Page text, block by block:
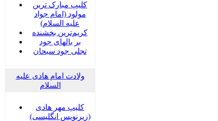
کلیپ مبارک ترین
مولود (امام جواد
علیه السلام)
کریم‌ترین بخشنده
بر بالهای جود
تجلی جود سبحان
ولادت امام هادی علیه
السلام
کلیپ مهر هادی
(زیرنویس انگلیسی)